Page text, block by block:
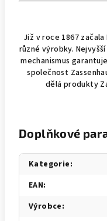
Již v roce 1867
různé výrobky.
mechanismus
společnost
dělá produkty
Doplňkové
Kategorie:
EAN:
Výrobce: